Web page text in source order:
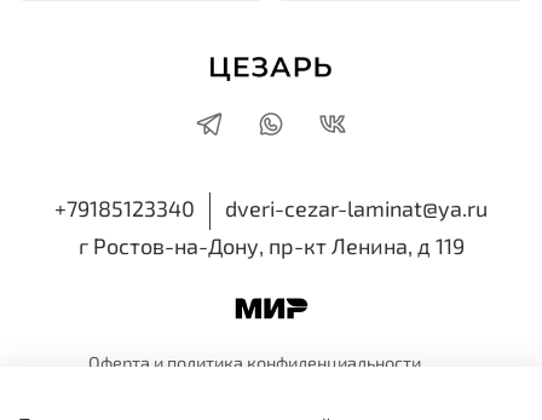
+79185123340
dveri-cezar-laminat@ya.ru
г Ростов-на-Дону, пр-кт Ленина, д 119
Оферта и политика конфиденциальности